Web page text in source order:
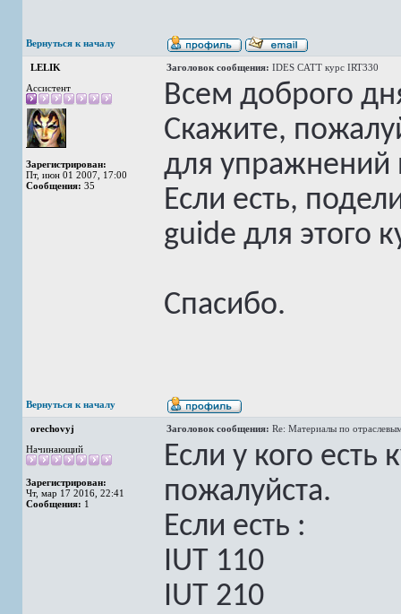
Вернуться к началу
LELIK Заголовок сообщения: IDES CATT курс IRT330
Ассистент
Зарегистрирован:
Пт, июн 01 2007, 17:00
Сообщения: 35
Всем доброго
Скажите,
для упражнений
Если есть,
guide для этого
Спасибо.
Вернуться к началу
orechovyj Заголовок сообщения: Re: Материалы по
Начинающий
Зарегистрирован:
Чт, мар 17 2016, 22:41
Сообщения: 1
Если у кого есть
пожалуйста.
Если есть :
IUT 110
IUT 210